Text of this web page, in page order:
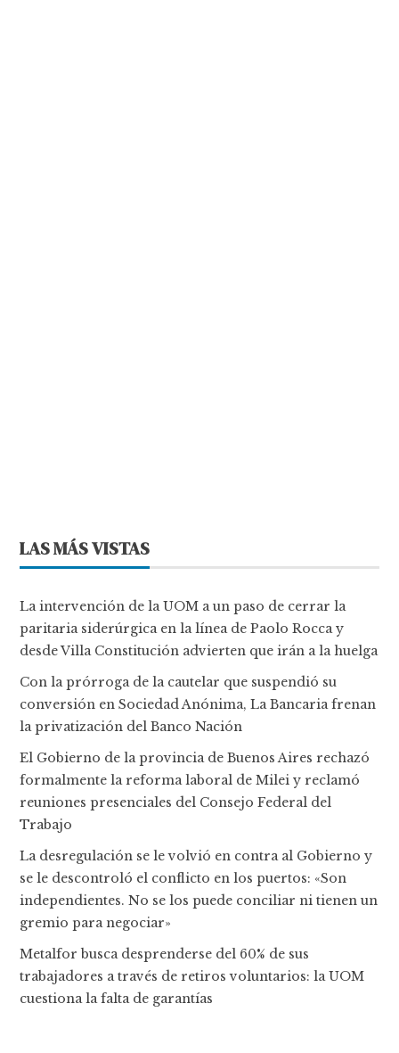
LAS MÁS VISTAS
La intervención de la UOM a un paso de cerrar la
paritaria siderúrgica en la línea de Paolo Rocca y
desde Villa Constitución advierten que irán a la huelga
Con la prórroga de la cautelar que suspendió su
conversión en Sociedad Anónima, La Bancaria frenan
la privatización del Banco Nación
El Gobierno de la provincia de Buenos Aires rechazó
formalmente la reforma laboral de Milei y reclamó
reuniones presenciales del Consejo Federal del
Trabajo
La desregulación se le volvió en contra al Gobierno y
se le descontroló el conflicto en los puertos: «Son
independientes. No se los puede conciliar ni tienen un
gremio para negociar»
Metalfor busca desprenderse del 60% de sus
trabajadores a través de retiros voluntarios: la UOM
cuestiona la falta de garantías